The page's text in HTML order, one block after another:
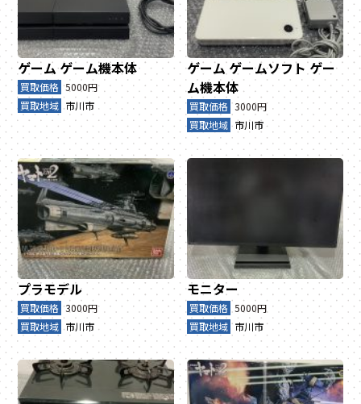
ゲーム ゲーム機本体
買取価格 5000円
買取地域 市川市
ゲーム ゲームソフト ゲー
ム機本体
買取価格 3000円
買取地域 市川市
プラモデル
買取価格 3000円
買取地域 市川市
モニター
買取価格 5000円
買取地域 市川市